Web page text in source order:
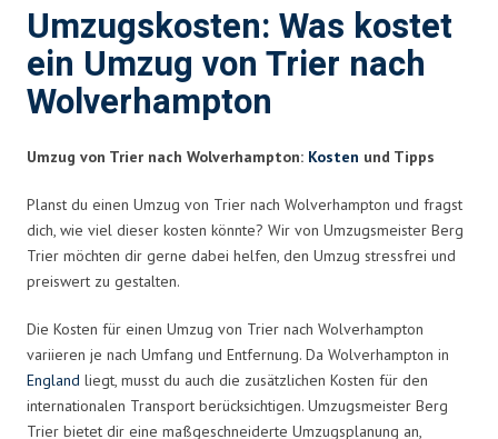
Umzugskosten: Was kostet
ein Umzug von Trier nach
Wolverhampton
Umzug von Trier nach Wolverhampton: Kosten und Tipps
Planst du einen Umzug von Trier nach Wolverhampton und fragst
dich, wie viel dieser kosten könnte? Wir von Umzugsmeister Berg
Trier möchten dir gerne dabei helfen, den Umzug stressfrei und
preiswert zu gestalten.
Die Kosten für einen Umzug von Trier nach Wolverhampton
variieren je nach Umfang und Entfernung. Da Wolverhampton in
England liegt, musst du auch die zusätzlichen Kosten für den
internationalen Transport berücksichtigen. Umzugsmeister Berg
Trier bietet dir eine maßgeschneiderte Umzugsplanung an,